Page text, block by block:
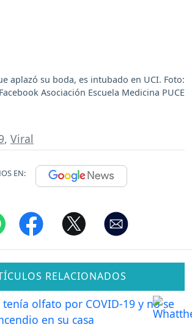
aplazó su boda, es intubado en UCI. Foto:
Facebook Asociación Escuela Medicina PUCE
, Viral
EN:
RELACIONADOS